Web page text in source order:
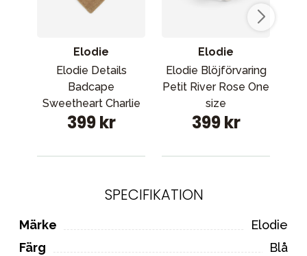
Elodie
Elodie Details
Badcape
Sweetheart Charlie
399 kr
Elodie
Elodie Blöjförvaring
Petit River Rose One
size
399 kr
SPECIFIKATION
Märke
Elodie
Färg
Blå